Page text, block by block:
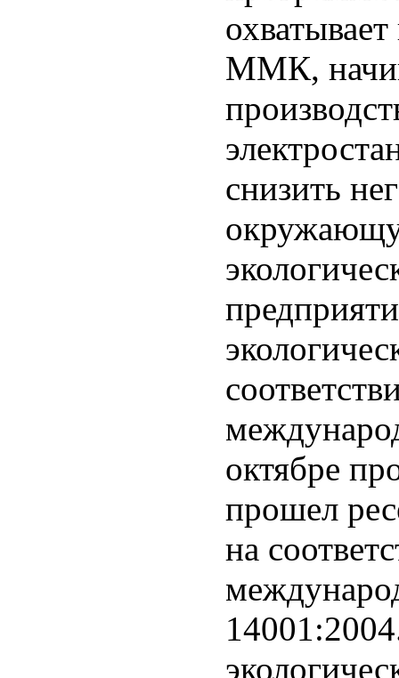
ММК,
снизить
октябре
прошел
на